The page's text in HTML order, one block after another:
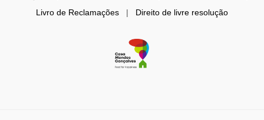
Livro de Reclamações | Direito de livre resolução